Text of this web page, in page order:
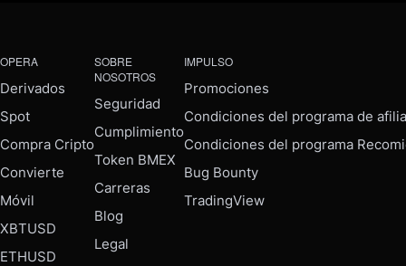
OPERA
Derivados
Spot
Compra Cripto
Convierte
Móvil
XBTUSD
ETHUSD
SOBRE
NOSOTROS
Seguridad
Cumplimiento
Token BMEX
Carreras
Blog
Legal
IMPULSO
Promociones
Condiciones del programa de
Condiciones del programa
Bug Bounty
TradingView